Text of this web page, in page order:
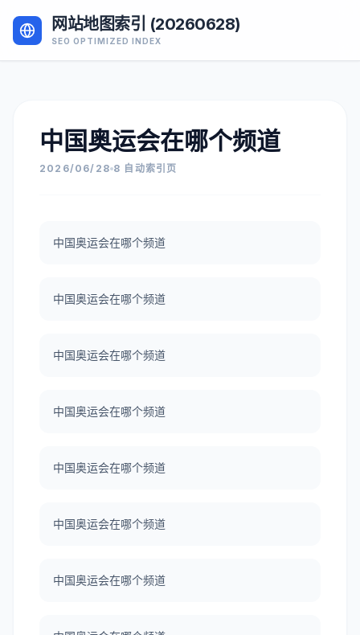
网站地图索引 (20260628)
SEO OPTIMIZED INDEX
中国奥运会在哪个频道
2026/06/28 8 自动索引页
中国奥运会在哪个频道
中国奥运会在哪个频道
中国奥运会在哪个频道
中国奥运会在哪个频道
中国奥运会在哪个频道
中国奥运会在哪个频道
中国奥运会在哪个频道